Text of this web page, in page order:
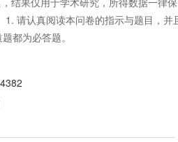
认真阅读本问卷的指示与题目，并
都为必答题。